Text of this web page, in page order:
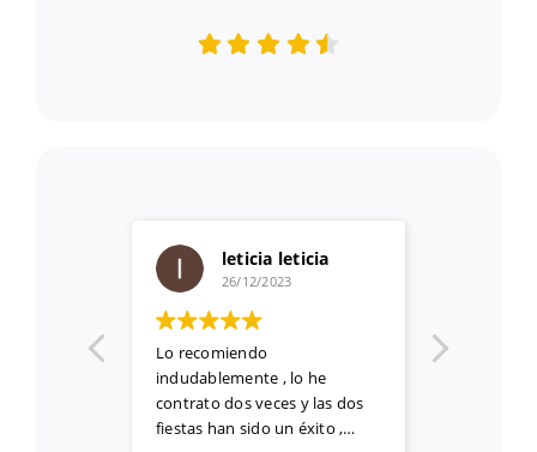
Cristina Sierra
21/12/2023
Excelente trato y muy buen
dj!!! lo pasamos genial en el 40
cumpleaños!los niños
disfrutaron también